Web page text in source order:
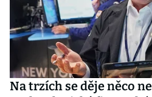
Na trzích se děje něco